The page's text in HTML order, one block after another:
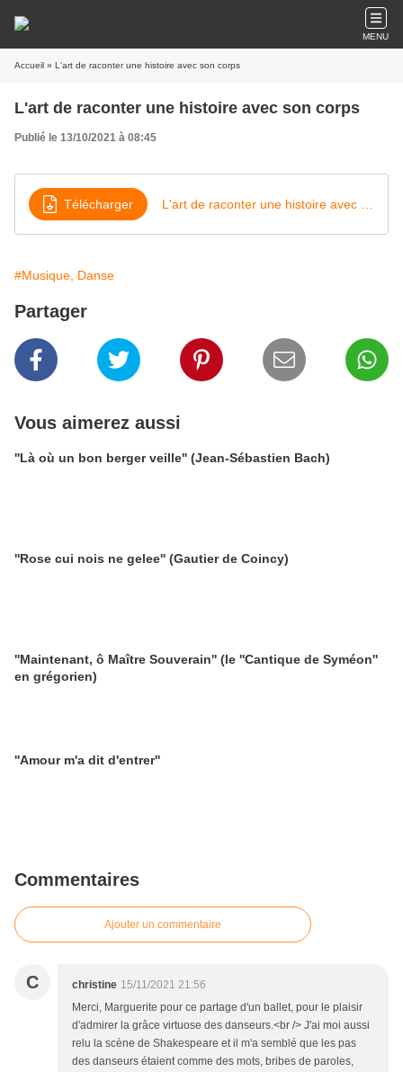
MENU
Accueil » L'art de raconter une histoire avec son corps
L'art de raconter une histoire avec son corps
Publié le 13/10/2021 à 08:45
Télécharger
#Musique, Danse
Partager
Vous aimerez aussi
''Là où un bon berger veille'' (Jean-Sébastien Bach)
''Rose cui nois ne gelee'' (Gautier de Coincy)
''Maintenant, ô Maître Souverain'' (le ''Cantique de Syméon''
en grégorien)
''Amour m'a dit d'entrer''
Commentaires
Ajouter un commentaire
C christine 15/11/2021 21:56
Merci, Marguerite pour ce partage d'un ballet, pour le plaisir
d'admirer la grâce virtuose des danseurs.<br /> J'ai moi aussi
relu la scène de Shakespeare et il m'a semblé que les pas
des danseurs étaient comme des mots, bribes de paroles,